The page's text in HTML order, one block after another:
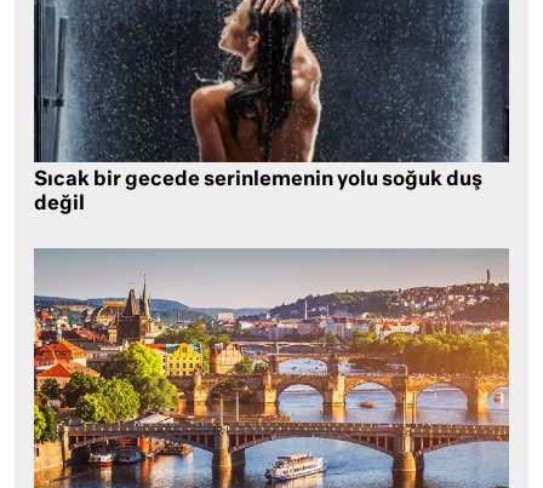
Sıcak bir gecede serinlemenin yolu soğuk duş
değil